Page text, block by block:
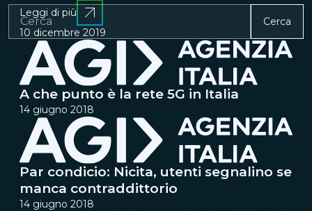
Cerca
Leggi di più
10 dicembre 2019
A che punto è la rete 5G in Italia
14 giugno 2018
Par condicio: Nicita, utenti segnalino se
manca contraddittorio
14 giugno 2018